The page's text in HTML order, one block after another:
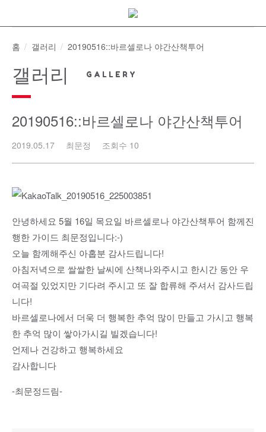
content
홈
갤러리 20190516::바르셀로나 야간산책투어
갤러리
20190516::바르셀로나 야간산책투어
2019.05.17 최문정 조회수 10
안녕하세요 5월 16일 목요일 바르셀로나 야간산책투어 함께진
행한 가이드 최문정입니다:-)
오늘 함께해주신 아홉분 감사드립니다!
아침저녁으로 쌀쌀한 날씨에 산책나와주시고 한시간 동안 우
여곡절 있었지만 기다려 주시고 또 잘 합류해 주셔서 감사드립
니다!
바르셀로나에서 더욱 더 행복한 추억 많이 만들고 가시고 행복
한 추억 많이 쌓아가시길 빌겠습니다!
언제나 건강하고 행복하세요
감사합니다
-최문정드림-